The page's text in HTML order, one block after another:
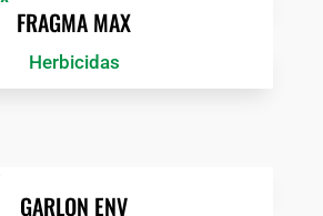
FRAGMA MAX
Herbicidas
GARLON ENV